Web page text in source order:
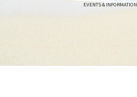
EVENTS & INFORMATION